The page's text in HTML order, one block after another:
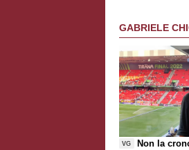
GABRIELE
VG Non la